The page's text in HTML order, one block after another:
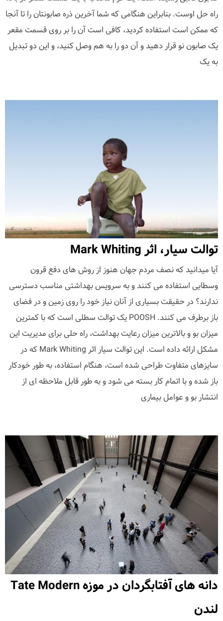
راه حل اوست. بنابراین هنگامی که شما آخرین ذره صابونتان را تا آنجا
که ممکن است استفاده کردید، کافی است آن را بر روی قسمت مقعر
یک صابون نو قرار دهید و آن دو را به هم وصل کنید، و این دو تبدیل
به یک
توالت سیار، اثر Mark Whiting
آیا میدانید که نصف مردم جهان هنوز از روش های دفع قرون
وسطایی استفاده می کنند و به سرویس بهداشتی مناسب دسترسی
ندارند؟ در حقیقت بسیاری از آنان نیاز خود را روی زمین و در فضای
باز برطرف می کنند. POOSH یک توالت سطلی است که با کمترین
میزان بو و بالاترین میزان رعایت بهداشت، راه حلی برای مدیریت این
مشکل ارائه داده است. این توالت سیار اثر Mark Whiting که در
سایزهای متفاوت طراحی شده است، هنگام استفاده، به طور خودکار
باز شده و با اتمام کار بسته می شود و به طور قابل ملاحظه ای از
انتشار بو و عوامل بیماری
دانه های آفتابگردان در موزه Tate Modern
لندن